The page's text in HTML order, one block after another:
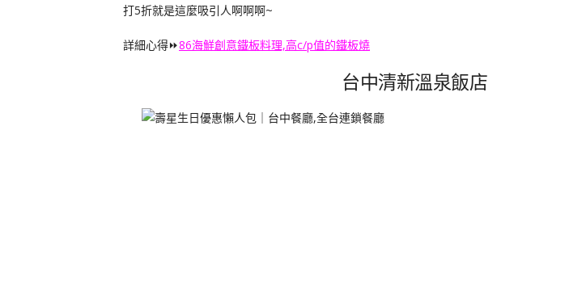
打5折就是這麼吸引人啊啊啊~
詳細心得⏩86海鮮創意鐵板料理,高c/p值的鐵板燒
台中清新溫泉飯店